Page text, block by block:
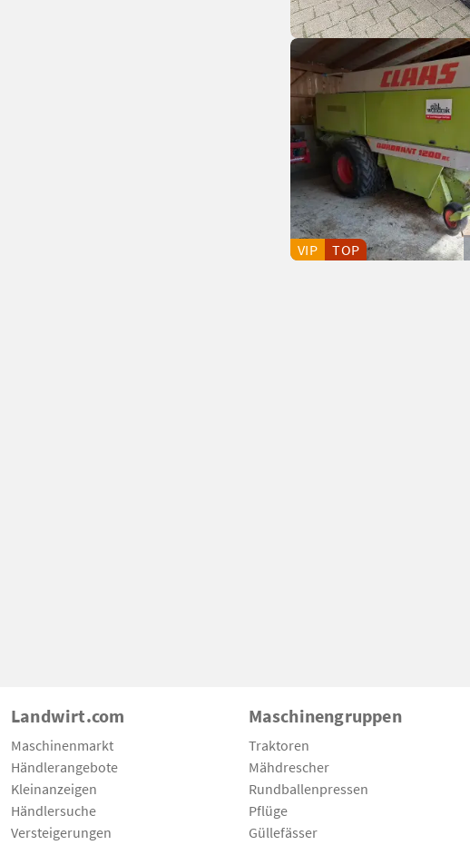
VIP TOP
Landwirt.com
Maschinenmarkt
Händlerangebote
Kleinanzeigen
Händlersuche
Versteigerungen
Maschinengruppen
Traktoren
Mähdrescher
Rundballenpressen
Pflüge
Güllefässer